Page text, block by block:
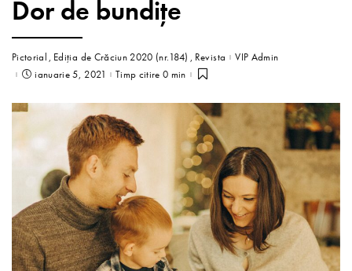
Dor de bundițe
Pictorial Ediția de Crăciun 2020 (nr.184) Revista
VIP Admin
ianuarie 5, 2021
Timp citire 0 min